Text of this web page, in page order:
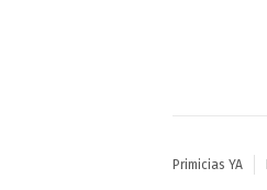
Primicias YA